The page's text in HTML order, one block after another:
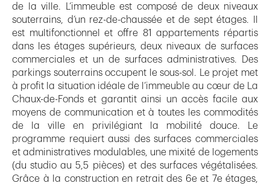
de la ville. L’immeuble est composé de deux niveaux
souterrains, d’un rez-de-chaussée et de sept étages. Il
est multifonctionnel et offre 81 appartements répartis
dans les étages supérieurs, deux niveaux de surfaces
commerciales et un de surfaces administratives. Des
parkings souterrains occupent le sous-sol. Le projet met
à profit la situation idéale de l’immeuble au cœur de La
Chaux-de-Fonds et garantit ainsi un accès facile aux
moyens de communication et à toutes les commodités
de la ville en privilégiant la mobilité douce. Le
programme requiert aussi des surfaces commerciales
et administratives modulables, une mixité de logements
(du studio au 5,5 pièces) et des surfaces végétalisées.
Grâce à la construction en retrait des 6e et 7e étages,